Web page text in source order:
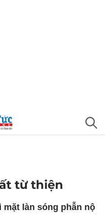
từ thiện
mặt làn sóng phẫn nộ